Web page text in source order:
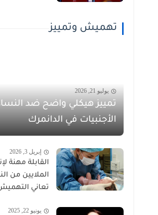
تهميش وتمييز
يوليو 21, 2026
تمييز هيكلي واضح ضد
الأجنبيات في الدانمرك
إبريل 3, 2026
القابلة مهنة
الملايين من
تعاني
يونيو 22, 2025